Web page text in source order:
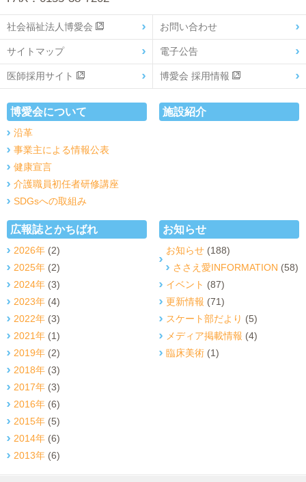
社会福祉法人博愛会 お問い合わせ
サイトマップ 電子公告
医師採用サイト 博愛会 採用情報
博愛会について
沿革
事業主による情報公表
健康宣言
介護職員初任者研修講座
SDGsへの取組み
施設紹介
広報誌とかちばれ
2026年 (2)
2025年 (2)
2024年 (3)
2023年 (4)
2022年 (3)
2021年 (1)
2019年 (2)
2018年 (3)
2017年 (3)
2016年 (6)
2015年 (5)
2014年 (6)
2013年 (6)
お知らせ
お知らせ(188)
ささえ愛INFORMATION (58)
イベント (87)
更新情報 (71)
スケート部だより (5)
メディア掲載情報 (4)
臨床美術(1)